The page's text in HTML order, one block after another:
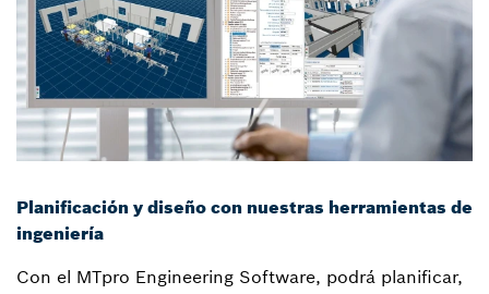
Planificación y diseño con nuestras herramientas de
ingeniería
Con el MTpro Engineering Software, podrá planificar,